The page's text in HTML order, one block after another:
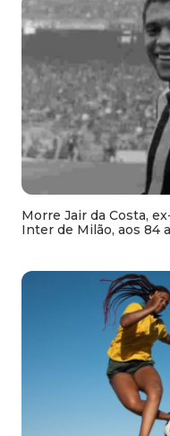
Morre Jair da Costa,
Inter de Milão, aos 84